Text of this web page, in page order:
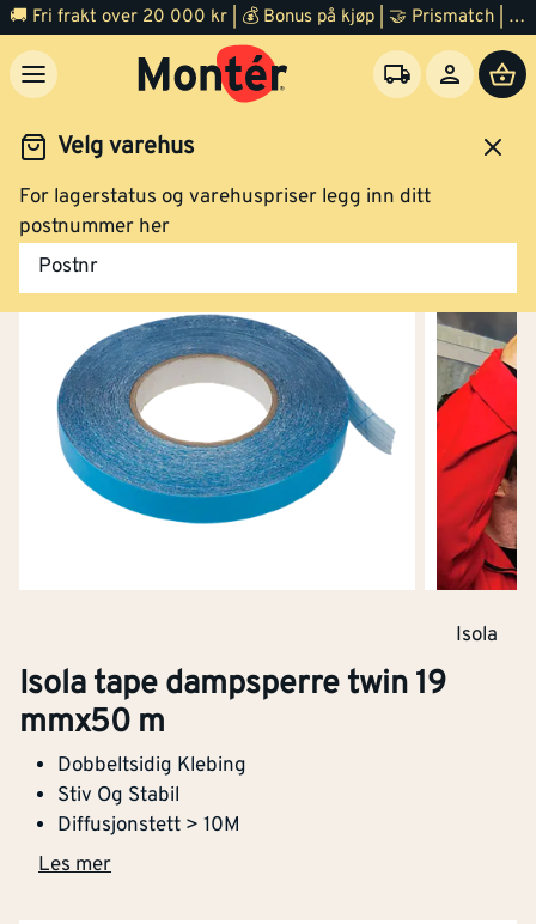
🚚 Fri frakt over 20 000 kr | 💰 Bonus på kjøp | 🤝 Prismatch | ⭐ 100% fornøyd garanti | 🏪 140 byggevarehus
Velg varehus
For lagerstatus og varehuspriser legg inn ditt
postnummer her
Postnr
Byggevarer Vindsperre
Isola
Isola tape dampsperre twin 19
mmx50 m
Dobbeltsidig Klebing
Stiv Og Stabil
Diffusjonstett > 10M
Les mer